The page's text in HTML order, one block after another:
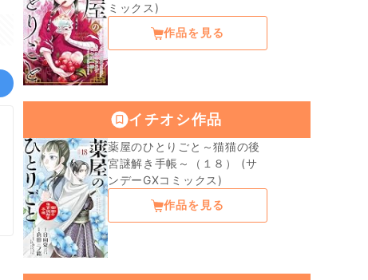
ミックス)
作品を見る
イチオシ作品
薬屋のひとりごと～猫猫の後
宮謎解き手帳～（１８） (サ
ンデーGXコミックス)
作品を見る